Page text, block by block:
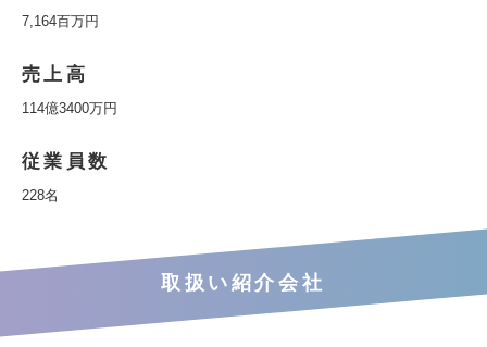
7,164百万円
売上高
114億3400万円
従業員数
228名
取扱い紹介会社